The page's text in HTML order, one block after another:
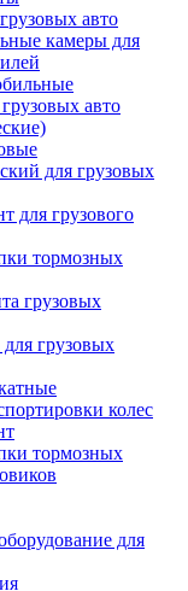
авто
камеры для
авто
для грузовых
для грузового
тормозных
грузовых
грузовых
колес
тормозных
для